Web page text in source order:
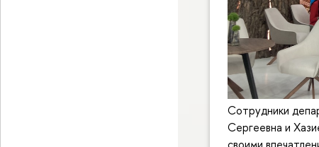
Сотрудники
Сергеевна и